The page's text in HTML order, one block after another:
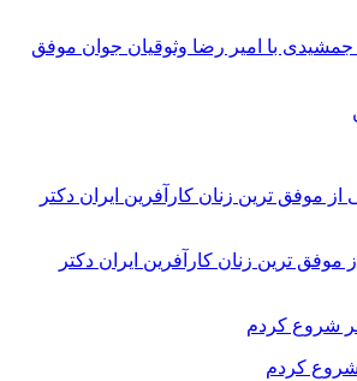
با امیر رضا وثوقیان جوان موفق
موفق ترین زنان کارآفرین ایران دکتر
کردم